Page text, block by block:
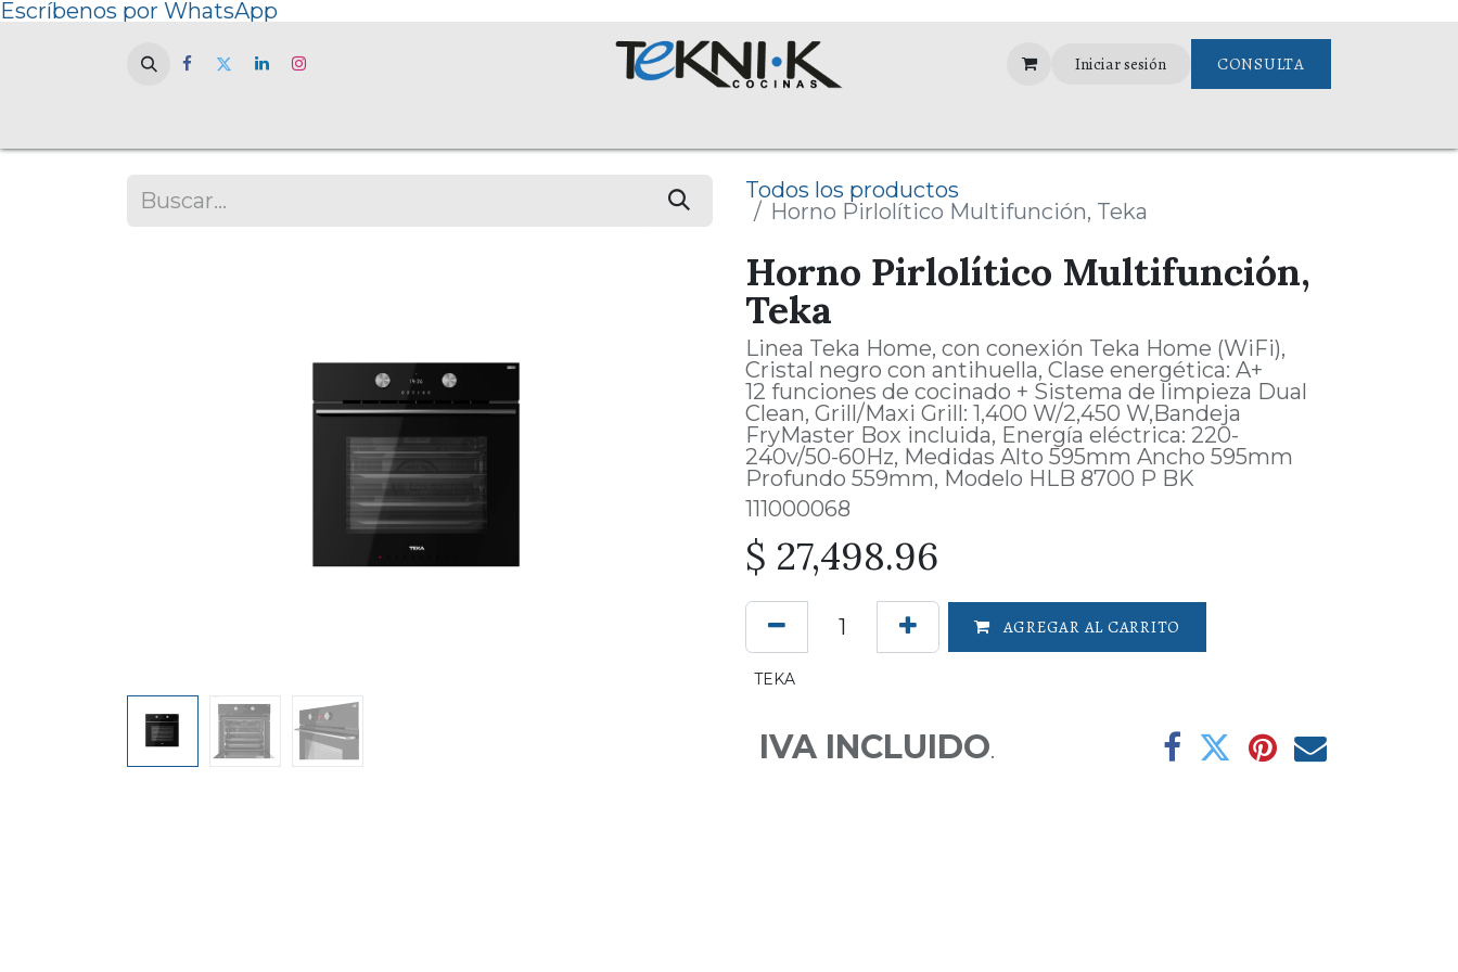
Escríbenos por WhatsApp
Iniciar sesión CONSULTA
Todos los productos
Horno Pirlolítico Multifunción, Teka
Horno Pirlolítico Multifunción,
Teka
Linea Teka Home, con conexión Teka Home (WiFi),
Cristal negro con antihuella, Clase energética: A+
12 funciones de cocinado + Sistema de limpieza Dual
Clean, Grill/Maxi Grill: 1,400 W/2,450 W,Bandeja
FryMaster Box incluida, Energía eléctrica: 220-
240v/50-60Hz, Medidas Alto 595mm Ancho 595mm
Profundo 559mm, Modelo HLB 8700 P BK
111000068
$ 27,498.96
AGREGAR AL CARRITO
TEKA
IVA INCLUIDO.